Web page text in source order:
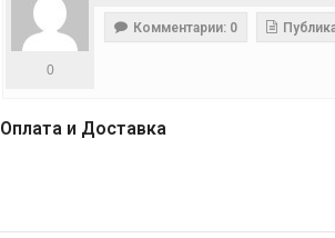
0
Комментарии: 0
Оплата и Доставка